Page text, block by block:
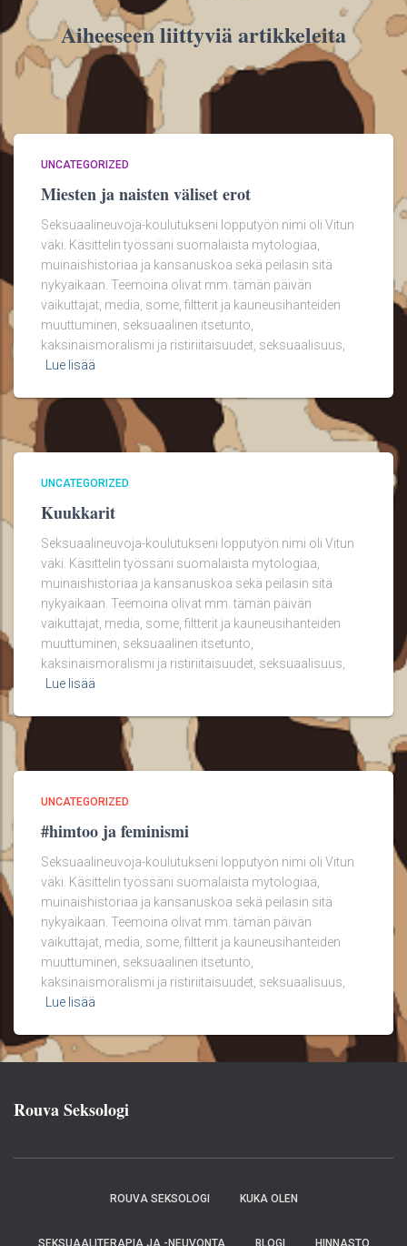
Aiheeseen liittyviä artikkeleita
UNCATEGORIZED
Miesten ja naisten väliset erot
Seksuaalineuvoja-koulutukseni lopputyön nimi oli Vitun
väki. Käsittelin työssäni suomalaista mytologiaa,
muinaishistoriaa ja kansanuskoa sekä peilasin sitä
nykyaikaan. Teemoina olivat mm. tämän päivän
vaikuttajat, media, some, filtterit ja kauneusihanteiden
muuttuminen, seksuaalinen itsetunto,
kaksinaismoralismi ja ristiriitaisuudet, seksuaalisuus,
Lue lisää
UNCATEGORIZED
Kuukkarit
Seksuaalineuvoja-koulutukseni lopputyön nimi oli Vitun
väki. Käsittelin työssäni suomalaista mytologiaa,
muinaishistoriaa ja kansanuskoa sekä peilasin sitä
nykyaikaan. Teemoina olivat mm. tämän päivän
vaikuttajat, media, some, filtterit ja kauneusihanteiden
muuttuminen, seksuaalinen itsetunto,
kaksinaismoralismi ja ristiriitaisuudet, seksuaalisuus,
Lue lisää
UNCATEGORIZED
#himtoo ja feminismi
Seksuaalineuvoja-koulutukseni lopputyön nimi oli Vitun
väki. Käsittelin työssäni suomalaista mytologiaa,
muinaishistoriaa ja kansanuskoa sekä peilasin sitä
nykyaikaan. Teemoina olivat mm. tämän päivän
vaikuttajat, media, some, filtterit ja kauneusihanteiden
muuttuminen, seksuaalinen itsetunto,
kaksinaismoralismi ja ristiriitaisuudet, seksuaalisuus,
Lue lisää
Rouva Seksologi
ROUVA SEKSOLOGI KUKA OLEN
SEKSUAALITERAPIA JA -NEUVONTA BLOGI HINNASTO